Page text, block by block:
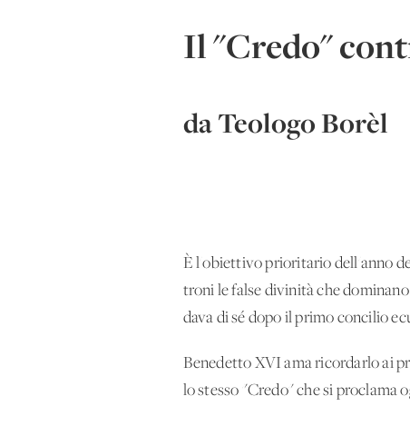
Il "Credo"
da Teologo Borèl
È l'obiettivo prioritario dell'anno
troni le false divinità che
dava di sé dopo il primo concilio
Benedetto XVI ama ricordarlo ai
lo stesso "Credo" che si